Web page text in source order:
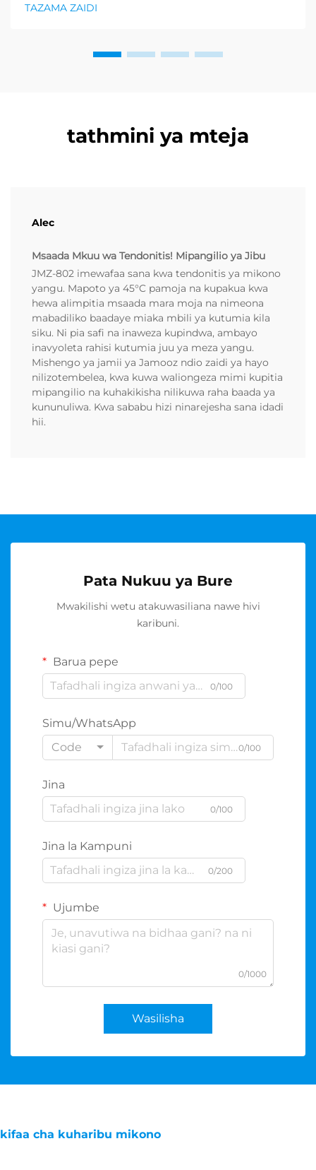
kurejesha. Wakuzaji wamekuwa wamefahamu ...
TAZAMA ZAIDI
tathmini ya mteja
Alec
Msaada Mkuu wa Tendonitis! Mipangilio ya Jibu
JMZ-802 imewafaa sana kwa tendonitis ya mikono
yangu. Mapoto ya 45°C pamoja na kupakua kwa
hewa alimpitia msaada mara moja na nimeona
mabadiliko baadaye miaka mbili ya kutumia kila
siku. Ni pia safi na inaweza kupindwa, ambayo
inavyoleta rahisi kutumia juu ya meza yangu.
Mishengo ya jamii ya Jamooz ndio zaidi ya hayo
nilizotembelea, kwa kuwa waliongeza mimi kupitia
mipangilio na kuhakikisha nilikuwa raha baada ya
kununuliwa. Kwa sababu hizi ninarejesha sana idadi
hii.
Pata Nukuu ya Bure
Mwakilishi wetu atakuwasiliana nawe hivi
karibuni.
Barua pepe
0/100
Simu/WhatsApp
Code
0/100
Jina
0/100
Jina la Kampuni
0/200
Ujumbe
0/1000
Wasilisha
kifaa cha kuharibu mikono